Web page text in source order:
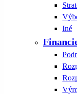
Iné